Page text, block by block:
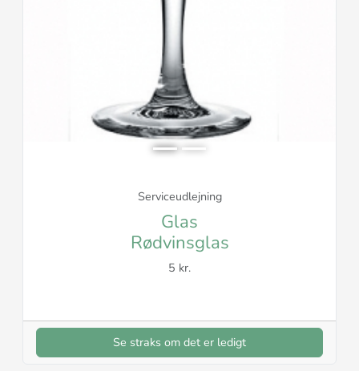
Serviceudlejning
Glas
Rødvinsglas
5 kr.
Se straks om det er ledigt